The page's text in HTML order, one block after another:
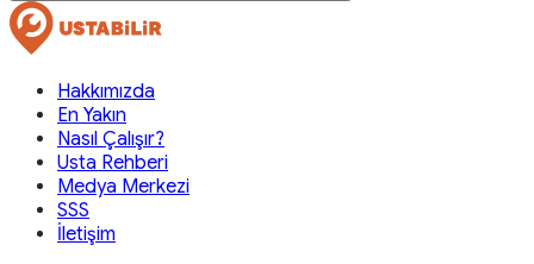
Hakkımızda
En Yakın
Nasıl Çalışır?
Usta Rehberi
Medya Merkezi
SSS
İletişim